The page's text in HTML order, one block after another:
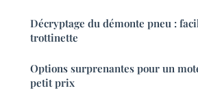
Décryptage du démonte pneu :
trottinette
Options surprenantes pour un
petit prix